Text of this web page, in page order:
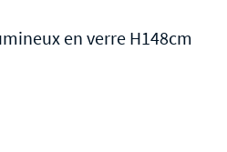
en verre H148cm